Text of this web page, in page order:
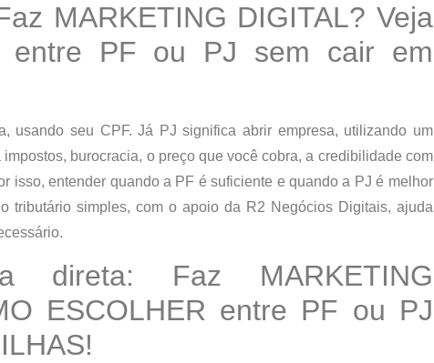
MARKETING DIGITAL? Veja
entre PF ou PJ sem cair em
usando seu CPF.Já PJ significa abrir empresa, utilizando um
burocracia, o preço que você cobra, a credibilidade com
isso, entender quando a PF é suficiente e quando a PJ é melhor
tributário simples, com o apoio da R2 Negócios Digitais, ajuda
direta: Faz MARKETING
ESCOLHER entre PF ou PJ